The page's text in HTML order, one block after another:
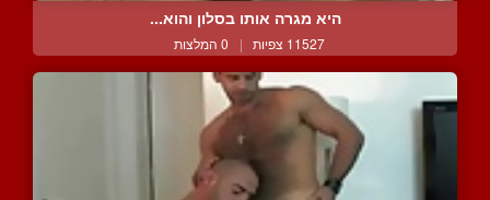
היא מגרה אותו בסלון והוא...
11527 צפיות | 0 המלצות